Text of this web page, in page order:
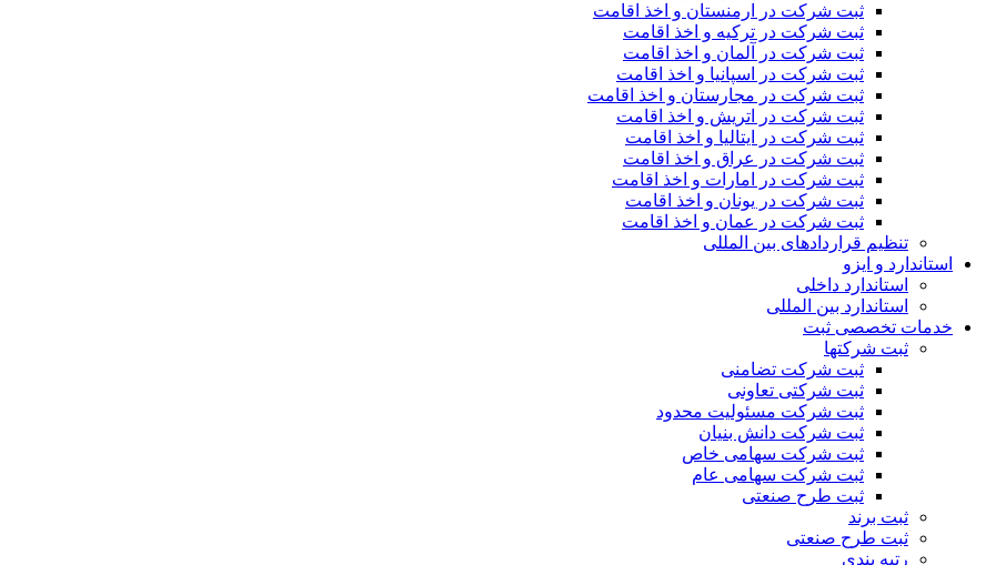
ثبت شرکت در ارمنستان و اخذ اقامت
ثبت شرکت در ترکیه و اخذ اقامت
ثبت شرکت در آلمان و اخذ اقامت
ثبت شرکت در اسپانیا و اخذ اقامت
ثبت شرکت در مجارستان و اخذ اقامت
ثبت شرکت در اتریش و اخذ اقامت
ثبت شرکت در ایتالیا و اخذ اقامت
ثبت شرکت در عراق و اخذ اقامت
ثبت شرکت در امارات و اخذ اقامت
ثبت شرکت در یونان و اخذ اقامت
ثبت شرکت در عمان و اخذ اقامت
تنظیم قراردادهای بین المللی
استاندارد و ایزو
استاندارد داخلی
استاندارد بین المللی
خدمات تخصصی ثبت
ثبت شرکتها
ثبت شرکت تضامنی
ثبت شرکتی تعاونی
ثبت شرکت مسئولیت محدود
ثبت شرکت دانش بنیان
ثبت شرکت سهامی خاص
ثبت شرکت سهامی عام
ثبت طرح صنعتی
ثبت برند
ثبت طرح صنعتی
رتبه بندی